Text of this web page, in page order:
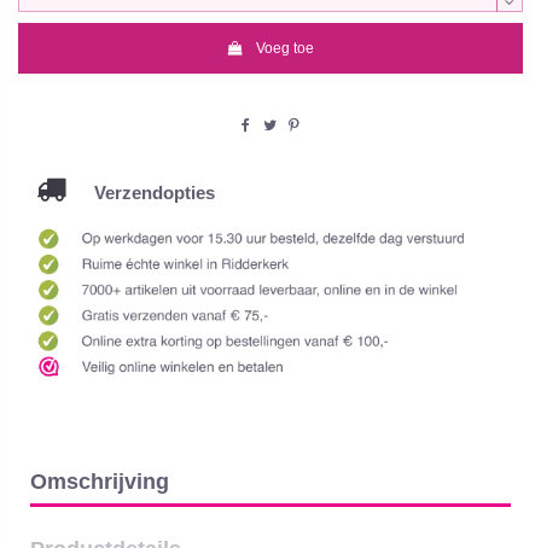
Voeg toe
Verzendopties
Omschrijving